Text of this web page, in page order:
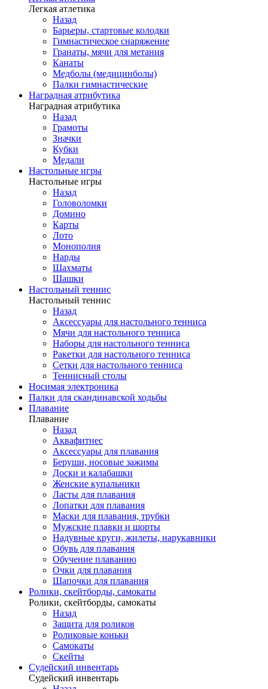
Легкая атлетика
Назад
Барьеры, стартовые колодки
Гимнастическое снаряжение
Гранаты, мячи для метания
Канаты
Медболы (медицинболы)
Палки гимнастические
Наградная атрибутика
Наградная атрибутика
Назад
Грамоты
Значки
Кубки
Медали
Настольные игры
Настольные игры
Назад
Головоломки
Домино
Карты
Лото
Монополия
Нарды
Шахматы
Шашки
Настольный теннис
Настольный теннис
Назад
Аксессуары для настольного тенниса
Мячи для настольного тенниса
Наборы для настольного тенниса
Ракетки для настольного тенниса
Сетки для настольного тенниса
Теннисный столы
Носимая электроника
Палки для скандинавской ходьбы
Плавание
Плавание
Назад
Аквафитнес
Аксессуары для плавания
Беруши, носовые зажимы
Доски и калабашки
Женские купальники
Ласты для плавания
Лопатки для плавания
Маски для плавания, трубки
Мужские плавки и шорты
Надувные круги, жилеты, нарукавники
Обувь для плавания
Обучение плаванию
Очки для плавания
Шапочки для плавания
Ролики, скейтборды, самокаты
Ролики, скейтборды, самокаты
Назад
Защита для роликов
Роликовые коньки
Самокаты
Скейты
Судейский инвентарь
Судейский инвентарь